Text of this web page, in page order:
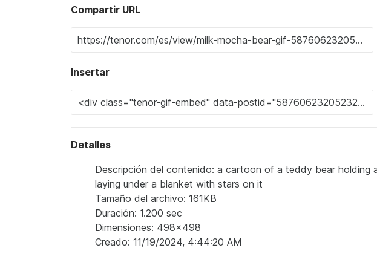
Compartir URL
Insertar
Detalles
Descripción del contenido: a cartoon of a teddy bear
laying under a blanket with stars on it
Tamaño del archivo: 161KB
Duración: 1.200 sec
Dimensiones: 498x498
Creado: 11/19/2024, 4:44:20 AM